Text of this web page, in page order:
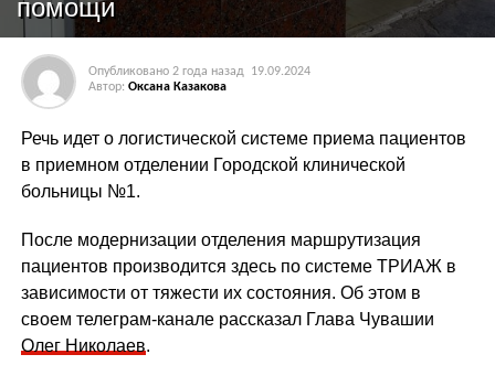
помощи
Опубликовано 2 года назад
19.09.2024
Автор: Оксана Казакова
Речь идет о логистической системе приема пациентов
в приемном отделении Городской клинической
больницы №1.
После модернизации отделения маршрутизация
пациентов производится здесь по системе ТРИАЖ в
зависимости от тяжести их состояния. Об этом в
своем телеграм-канале рассказал Глава Чувашии
Олег Николаев.